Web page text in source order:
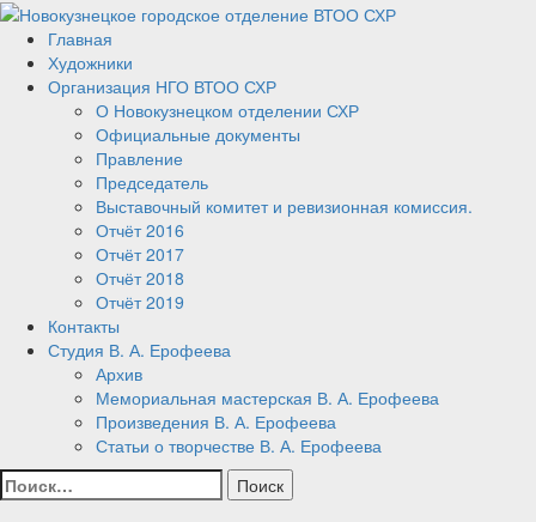
Перейти
содержанию
Новокузнецкое городское
отделение ВТОО СХР
Новокузнецк, искусство,
художник, выставка
Главная
Художники
Организация НГО ВТОО СХР
О Новокузнецком отделении СХР
Официальные документы
Правление
Председатель
Выставочный комитет и ревизионная комиссия.
Отчёт 2016
Отчёт 2017
Отчёт 2018
Отчёт 2019
Контакты
Студия В. А. Ерофеева
Архив
Мемориальная мастерская В. А. Ерофеева
Произведения В. А. Ерофеева
Статьи о творчестве В. А. Ерофеева
Найти: